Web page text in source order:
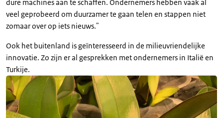
dure machines aan te schaffen. Ondernemers hebben vaak al
veel geprobeerd om duurzamer te gaan telen en stappen niet
zomaar over op iets nieuws."
Ook het buitenland is geïnteresseerd in de milieuvriendelijke
innovatie. Zo zijn er al gesprekken met ondernemers in Italië en
Turkije.